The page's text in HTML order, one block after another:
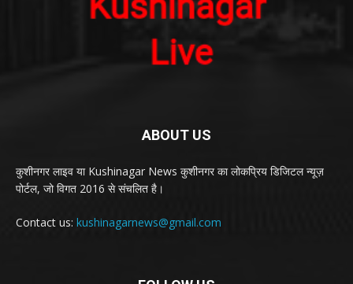
ABOUT US
कुशीनगर लाइव या Kushinagar News कुशीनगर का लोकप्रिय डिजिटल न्यूज़
पोर्टल, जो विगत 2016 से संचलित है।
Contact us: kushinagarnews@gmail.com